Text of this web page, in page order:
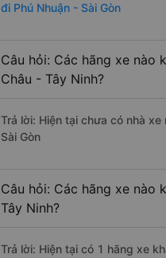
đi Phú Nhuận - Sài Gòn
Câu hỏi: Các hãng xe nào
Châu - Tây Ninh?
Trả lời: Hiện tại chưa có nhà
Sài Gòn
Câu hỏi: Các hãng xe nào
Tây Ninh?
Trả lời: Hiện tại có 1 hãng xe